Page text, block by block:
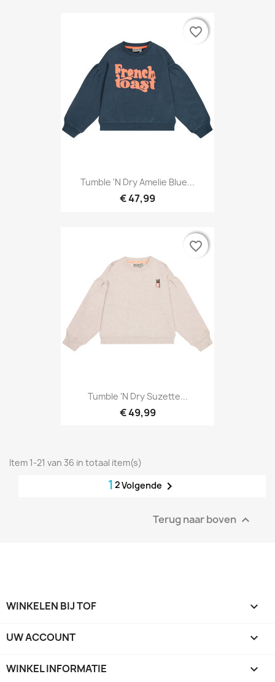
Tumble 'N Dry Amelie Blue...
€ 47,99
favorite_border
favorite_border
Tumble 'N Dry Suzette...
€ 49,99
favorite_border
favorite_border
Item 1-21 van 36 in totaal item(s)
1 2Volgende 
Terug naar boven 
WINKELEN BIJ TOF 
UW ACCOUNT 
WINKEL INFORMATIE keyboard_arrow_down